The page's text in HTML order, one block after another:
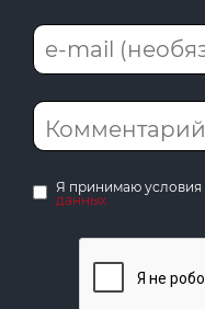
Я принимаю условия
данных